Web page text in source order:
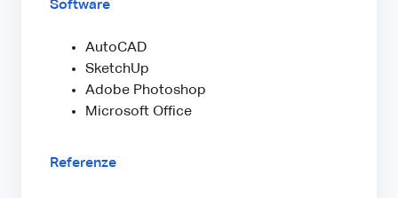
Software
AutoCAD
SketchUp
Adobe Photoshop
Microsoft Office
Referenze